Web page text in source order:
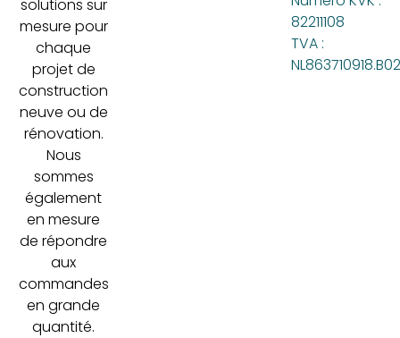
solutions sur
mesure pour
chaque
projet de
construction
neuve ou de
rénovation.
Nous
sommes
également
en mesure
de répondre
aux
commandes
en grande
quantité.
82211108
TVA :
NL863710918.B02